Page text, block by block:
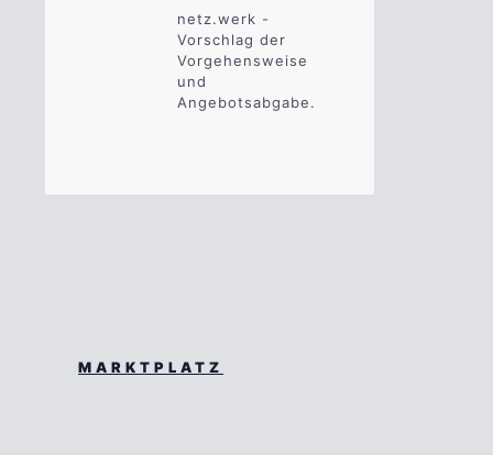
netz.werk -
Vorschlag der
Vorgehensweise
und
Angebotsabgabe.
MARKTPLATZ